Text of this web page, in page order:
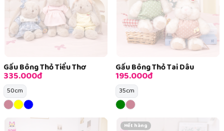
Gấu Bông Thỏ Tiểu Thơ
335.000đ
50cm
Gấu Bông Thỏ Tai Dâu
195.000đ
35cm
Hết hàng